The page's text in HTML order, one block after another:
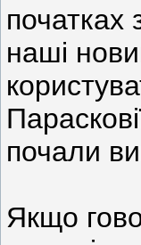
початках
наші
почали
Якщо